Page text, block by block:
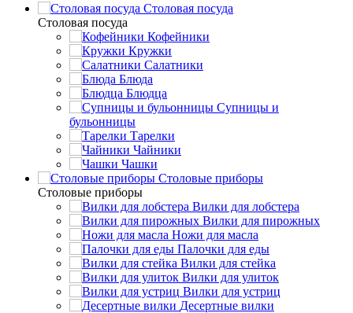
Столовая посуда
Столовая посуда
Кофейники
Кружки
Салатники
Блюда
Блюдца
Супницы и
бульонницы
Тарелки
Чайники
Чашки
Cтоловые приборы
Cтоловые приборы
Вилки для лобстера
Вилки для пирожных
Ножи для масла
Палочки для еды
Вилки для стейка
Вилки для улиток
Вилки для устриц
Десертные вилки